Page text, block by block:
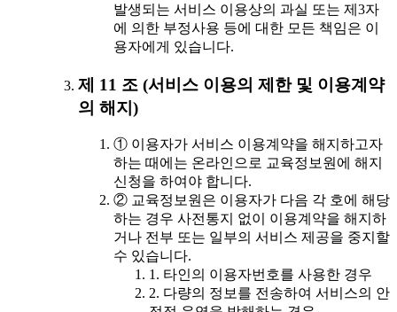
발생되는 서비스 이용상의 과실 또는 제3자
에 의한 부정사용 등에 대한 모든 책임은 이
용자에게 있습니다.
제 11 조 (서비스 이용의 제한 및 이용계약
의 해지)
① 이용자가 서비스 이용계약을 해지하고자
하는 때에는 온라인으로 교육정보원에 해지
신청을 하여야 합니다.
② 교육정보원은 이용자가 다음 각 호에 해당
하는 경우 사전통지 없이 이용계약을 해지하
거나 전부 또는 일부의 서비스 제공을 중지할
수 있습니다.
1. 타인의 이용자번호를 사용한 경우
2. 다량의 정보를 전송하여 서비스의 안